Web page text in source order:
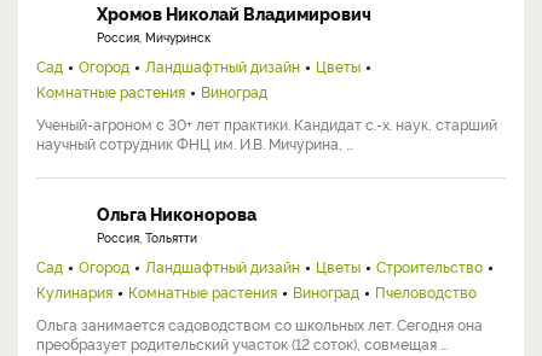
Хромов Николай Владимирович
Россия, Мичуринск
Сад Огород Ландшафтный дизайн
Цветы
Комнатные растения
Виноград
Ученый-агроном с 30+ лет практики. Кандидат с.-х. наук, старший
научный сотрудник ФНЦ им. И.В. Мичурина, ...
Ольга Никонорова
Россия, Тольятти
Сад Огород Ландшафтный дизайн Цветы
Строительство
Кулинария
Комнатные растения Виноград
Пчеловодство
Ольга занимается садоводством со школьных лет. Сегодня она
преобразует родительский участок (12 соток), совмещая ...